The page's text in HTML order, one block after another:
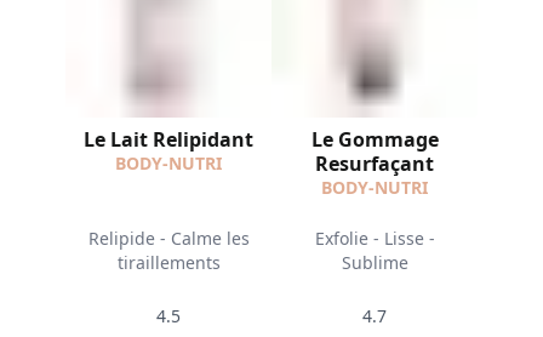
Le Lait Relipidant
BODY-NUTRI
Relipide - Calme les
tiraillements
4.5
Le Gommage
Resurfaçant
BODY-NUTRI
Exfolie - Lisse -
Sublime
4.7